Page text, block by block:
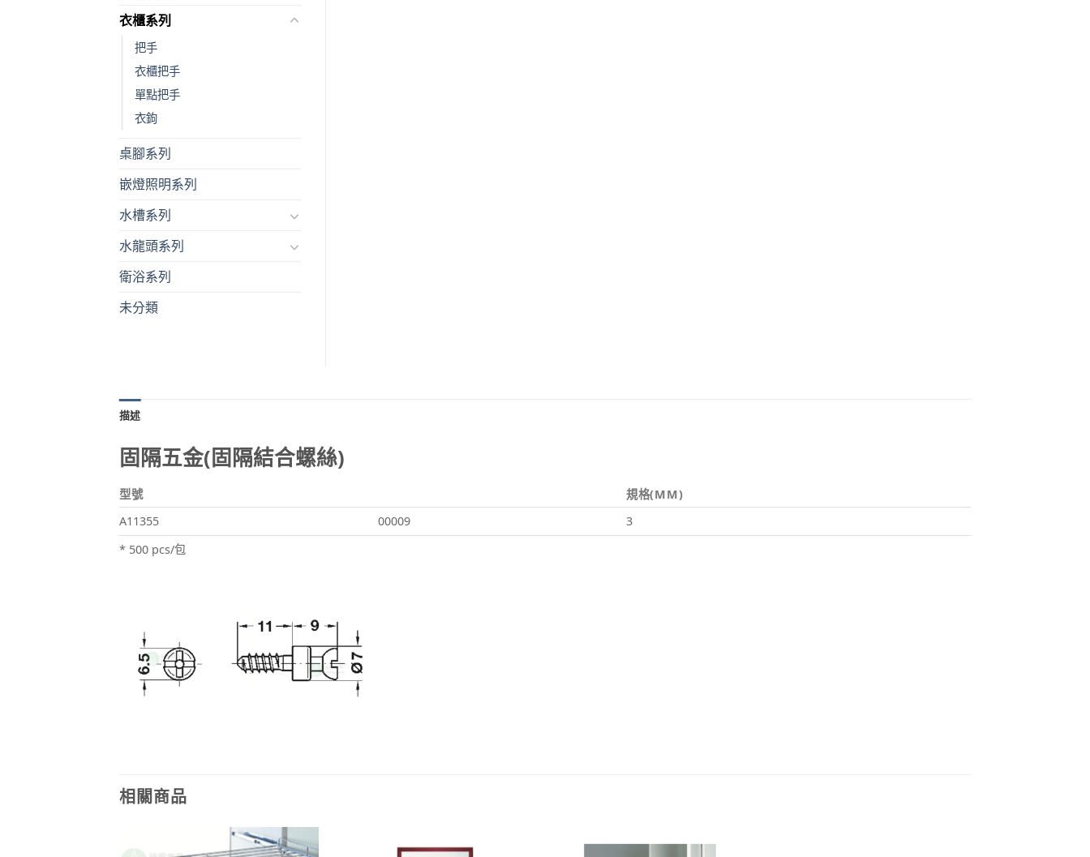
衣櫃系列
把手
衣櫃把手
單點把手
衣鉤
桌腳系列
嵌燈照明系列
水槽系列
水龍頭系列
衛浴系列
未分類
描述
固隔五金(固隔結合螺絲)
型號
規格(MM)
A11355
00009
3
* 500 pcs/包
相關商品